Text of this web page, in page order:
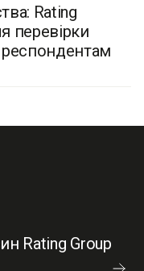
Rating
перевірки
Rating Group